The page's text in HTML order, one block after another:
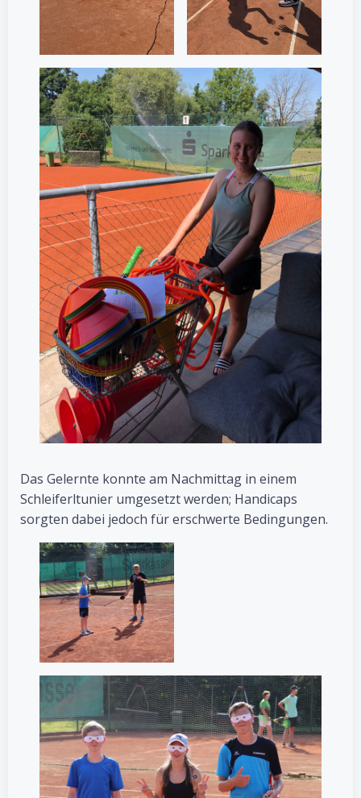
Das Gelernte konnte am Nachmittag in einem
Schleiferltunier umgesetzt werden; Handicaps
sorgten dabei jedoch für erschwerte Bedingungen.